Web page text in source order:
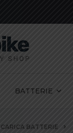
BATTERIE
CARICA BATTERIE